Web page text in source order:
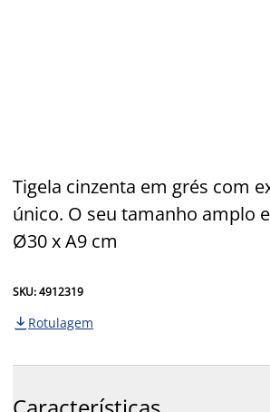
Tigela cinzenta em grés com
único. O seu tamanho amplo
Ø30 x A9 cm
SKU: 4912319
 Rotulagem